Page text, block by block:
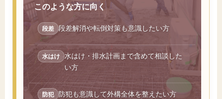
このような方に向く
段差 段差解消や転倒対策も意識したい方
水はけ 水はけ・排水計画まで含めて相談した
い方
防犯 防犯も意識して外構全体を整えたい方